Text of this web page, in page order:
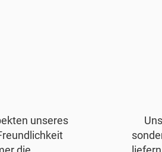
unseres